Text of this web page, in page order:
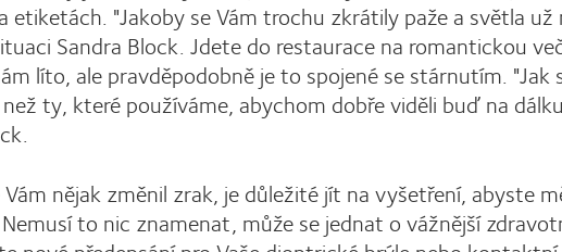
etiketách. "Jakoby se Vám trochu zkrátily paže a světla
Sandra Block. Jdete do restaurace na romantickou
líto, ale pravděpodobně je to spojené se stárnutím. "Jak
ty, které používáme, abychom dobře viděli buď na
nějak změnil zrak, je důležité jít na vyšetření, abyste
to nic znamenat, může se jednat o vážnější